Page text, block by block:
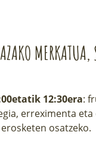
12:30era:
erreximenta
osatzeko.